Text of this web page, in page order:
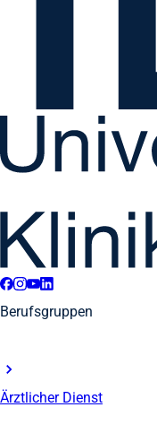
Berufsgruppen
Ärztlicher Dienst